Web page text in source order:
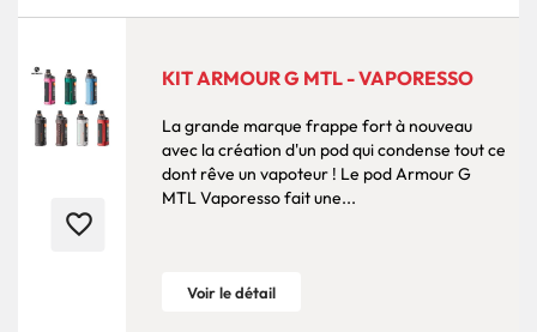
favorite_border
KIT ARMOUR G MTL - VAPORESSO
La grande marque frappe fort à nouveau
avec la création d'un pod qui condense tout ce
dont rêve un vapoteur ! Le pod Armour G
MTL Vaporesso fait une...
Voir le détail